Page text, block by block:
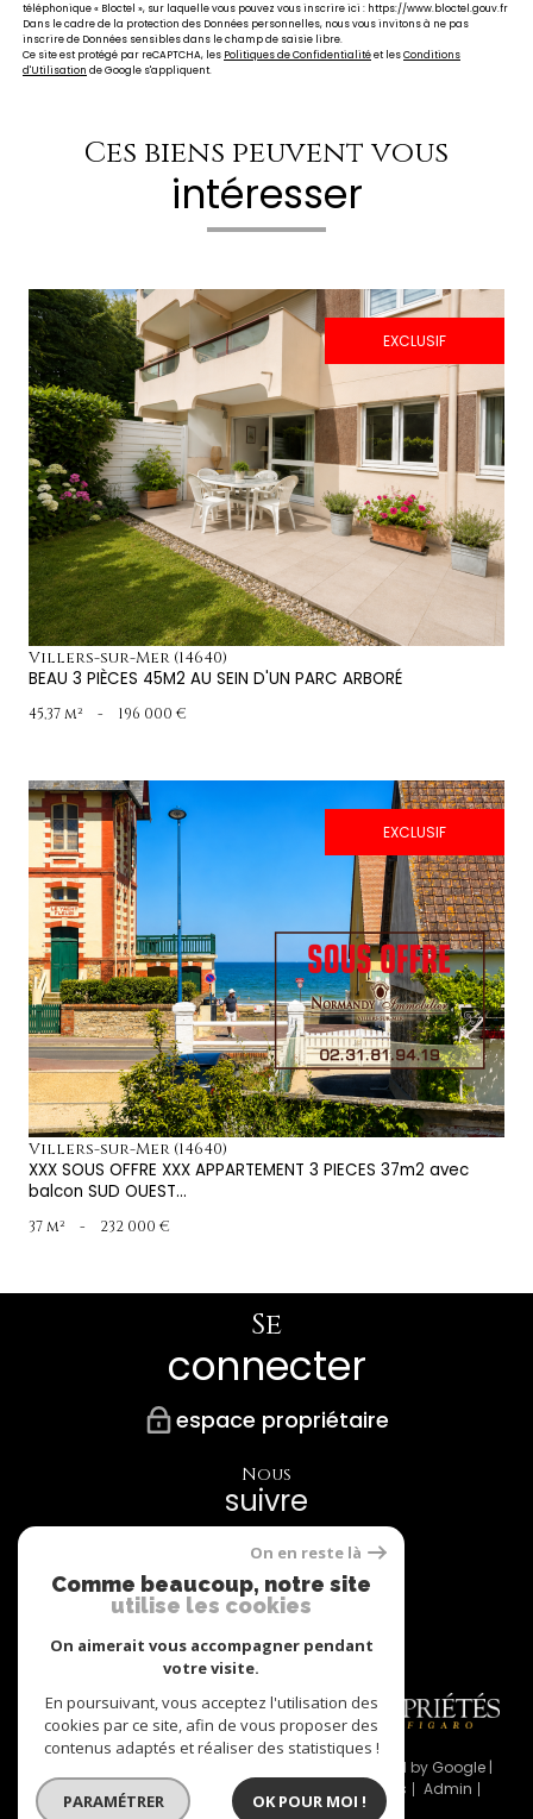
téléphonique « Bloctel », sur laquelle vous pouvez vous inscrire ici : https://www.bloctel.gouv.fr
Dans le cadre de la protection des Données personnelles, nous vous invitons à ne pas
inscrire de Données sensibles dans le champ de saisie libre.
Ce site est protégé par reCAPTCHA, les Politiques de Confidentialitéet lesConditions
d'Utilisation de Google s'appliquent.
Ces biens peuvent vous
intéresser
EXCLUSIF
voir le bien
Villers-sur-Mer (14640)
BEAU 3 PIÈCES 45M2 AU SEIN D'UN PARC ARBORÉ
45,37 m² - 196 000 €
EXCLUSIF
voir le bien
Villers-sur-Mer (14640)
XXX SOUS OFFRE XXX APPARTEMENT 3 PIECES 37m2 avec
balcon SUD OUEST...
37 m² - 232 000 €
Se
connecter
espace propriétaire
Nous
suivre
Nos
Partenaires
© 2026 | Tous droits réservés | Traduction powered by Google |
Nos honoraires
Plan du site Mentions légales
Admin
Partenaires
Politique RGPD Cookies
On en reste là
Comme beaucoup, notre site
utilise les cookies
On aimerait vous accompagner pendant
votre visite.
En poursuivant, vous acceptez l'utilisation des
cookies par ce site, afin de vous proposer des
contenus adaptés et réaliser des statistiques !
PARAMÉTRER OK POUR MOI !